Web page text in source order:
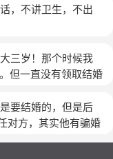
，不讲卫生，不出
三岁！那个时候我
但一直没有领取结婚
不关心她自己也没
大年初二我和她为了
要结婚的，但是后
对方，其实他有骗婚